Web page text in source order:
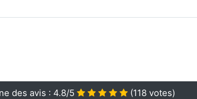
des avis : 4.8/5 (118 votes)